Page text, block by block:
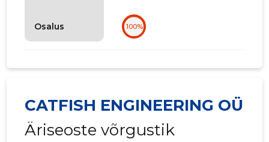
Osalus 100%
CATFISH ENGINEERING OÜ
Äriseoste võrgustik